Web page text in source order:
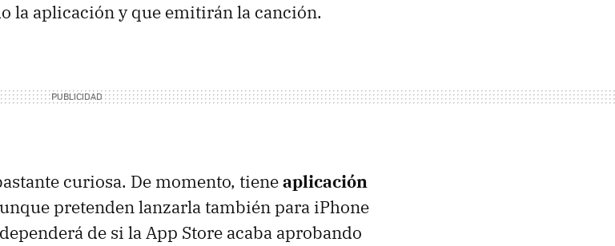
la aplicación y que emitirán la canción.
curiosa. De momento, tieneaplicación
pretenden lanzarla también para iPhone
de si la App Store acaba aprobando